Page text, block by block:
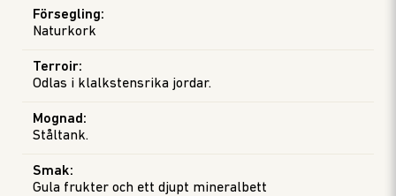
Försegling:
Naturkork
Terroir:
Odlas i klalkstensrika jordar.
Mognad :
Ståltank.
Smak:
Gula frukter och ett djupt mineralbett